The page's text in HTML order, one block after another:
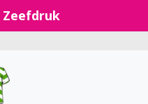
Zeefdruk